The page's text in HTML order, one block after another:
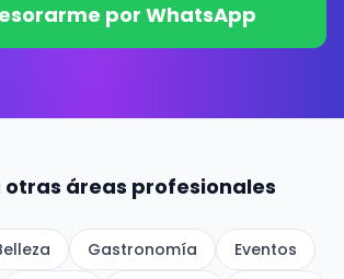
por WhatsApp
otras áreas profesionales
Gastronomía
Eventos